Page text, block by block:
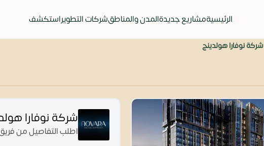
الرئيسيةمشاريع جديدةالمدن والمناطقشركات التطويراستكشف
شركة نوفارا هولدينج
شركة نوفارا
اطلب التفاصيل من